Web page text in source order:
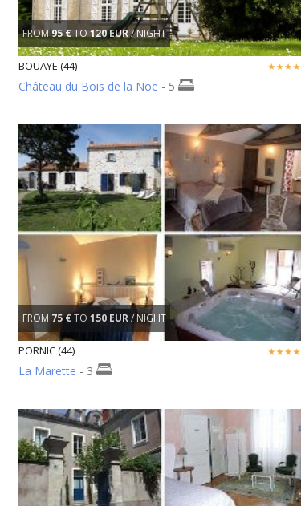
FROM95 €TO120 EUR/ NIGHT
BOUAYE (44)
Château du Bois de la Noë - 5
FROM 75 €TO 150 EUR/ NIGHT
PORNIC (44)
La Marette - 3